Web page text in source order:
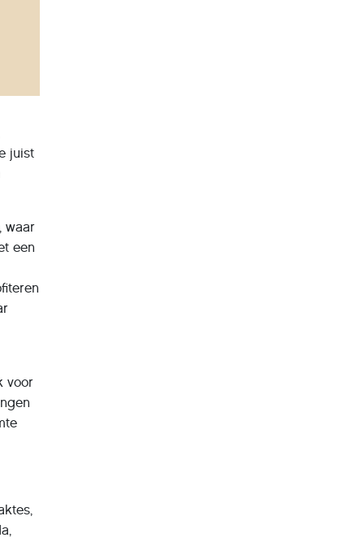
juist
waar
een
voor